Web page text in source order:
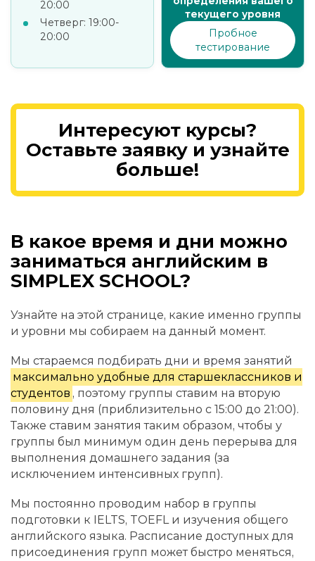
20:00
Четверг: 19:00-
20:00
текущего уровня
Пробное
тестирование
Интересуют курсы?
Оставьте заявку и узнайте
больше!
В какое время и дни можно
заниматься английским в
SIMPLEX SCHOOL?
Узнайте на этой странице, какие именно группы
и уровни мы собираем на данный момент.
Мы стараемся подбирать дни и время занятий
максимально удобные для старшеклассников и
студентов , поэтому группы ставим на вторую
половину дня (приблизительно с 15:00 до 21:00).
Также ставим занятия таким образом, чтобы у
группы был минимум один день перерыва для
выполнения домашнего задания (за
исключением интенсивных групп).
Мы постоянно проводим набор в группы
подготовки к IELTS, TOEFL и изучения общего
английского языка. Расписание доступных для
присоединения групп может быстро меняться,